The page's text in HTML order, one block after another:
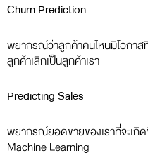
Churn Prediction
พยากรณ์ว่าลูกค้าคนไหนมีโอกาสที่
ลูกค้าเลิกเป็นลูกค้าเรา
Predicting Sales
พยากรณ์ยอดขายของเราที่จะเกิ
Machine Learning